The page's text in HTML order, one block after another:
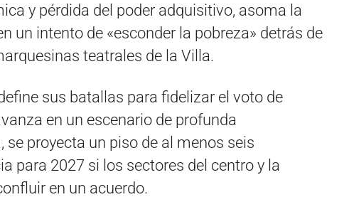
y pérdida del poder adquisitivo, asoma la
un intento de «esconder la pobreza» detrás de
teatrales de la Villa.
sus batallas para fidelizar el voto de
en un escenario de profunda
proyecta un piso de al menos seis
para 2027 si los sectores del centro y la
en un acuerdo.